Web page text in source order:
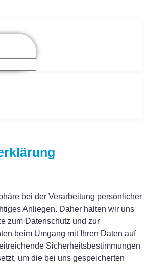
bei der Verarbeitung persönlicher
Anliegen. Daher halten wir uns
zum Datenschutz und zur
beim Umgang mit Ihren Daten auf
Sicherheitsbestimmungen
um die bei uns gespeicherten